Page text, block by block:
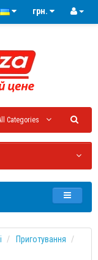
грн.
Categories
Приготування